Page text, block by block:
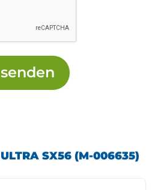
SX56 (M-006635)